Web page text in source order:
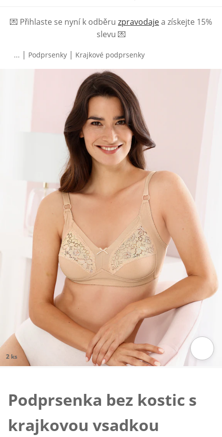
💌 Přihlaste se nyní k odběru zpravodajea získejte 15%
slevu 💌
... | Podprsenky | Krajkové podprsenky
2 ks
Podprsenka bez kostic s
krajkovou vsadkou